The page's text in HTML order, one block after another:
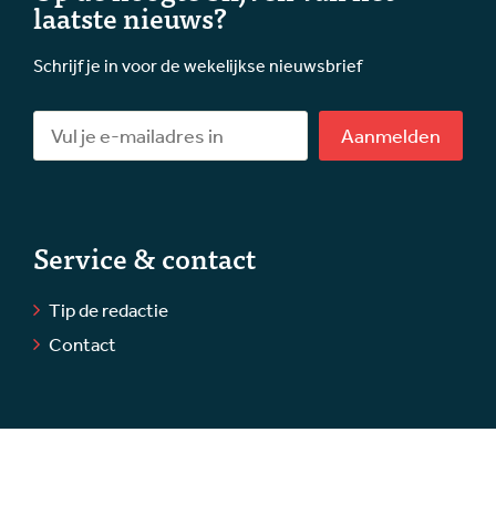
laatste nieuws?
Schrijf je in voor de wekelijkse nieuwsbrief
Aanmelden
Service & contact
Tip de redactie
Contact